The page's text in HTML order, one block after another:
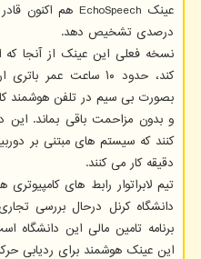
درصدی تشخیص دهد.
نسخه فعلی این عینک از آنجا
کند، حدود ۱۰ ساعت
بصورت بی سیم در تلفن هوشمند
و بدون مزاحمت باقی بماند. این
دقیقه کار می کنند.
دانشگاه کرنل درحال بررسی
برنامه تامین مالی این دانشگاه
این عینک هوشمند برای ردیابی